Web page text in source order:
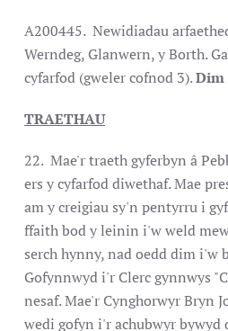
A200445. Newidiadau
Werndeg, Glanwern, y Borth.
cyfarfod (gweler cofnod 3).Dim
TRAETHAU
22. Mae'r traeth gyferbyn â
ers y cyfarfod diwethaf. Mae
am y creigiau sy'n pentyrru i
ffaith bod y leinin i'w weld
serch hynny, nad oedd dim i'w
Gofynnwyd i'r Clerc gynnwys
nesaf. Mae'r Cynghorwyr Bryn
wedi gofyn i'r achubwyr bywyd